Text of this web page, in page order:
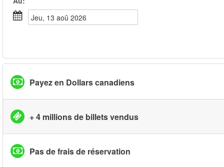
jeu, 13 aoû 2026
Payez en Dollars canadiens
+ 4 millions de billets vendus
Pas de frais de réservation